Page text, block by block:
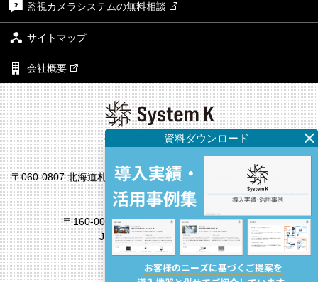
監視カメラシステムの無料相談
サイトマップ
会社概要
株式会社システム・ケイ
〒060-0807 北海道札幌市北区北7条西4丁目1番地2 KDX札幌ビル7
F
東京支社
〒160-0022 東京都新宿区新宿4丁目1番6号
JR新宿ミライナタワー18F